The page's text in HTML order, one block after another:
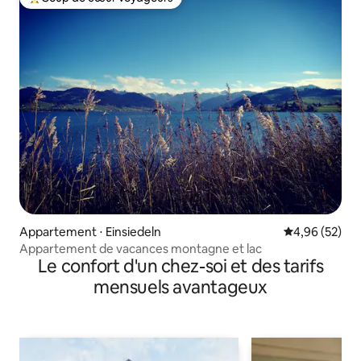
Coups de cœur voyageurs les plus appréciés
Appartement ⋅ Einsiedeln Évaluation
4,96 (52)
Appartement de vacances montagne et lac
Le confort d'un chez-soi et des tarifs
mensuels avantageux